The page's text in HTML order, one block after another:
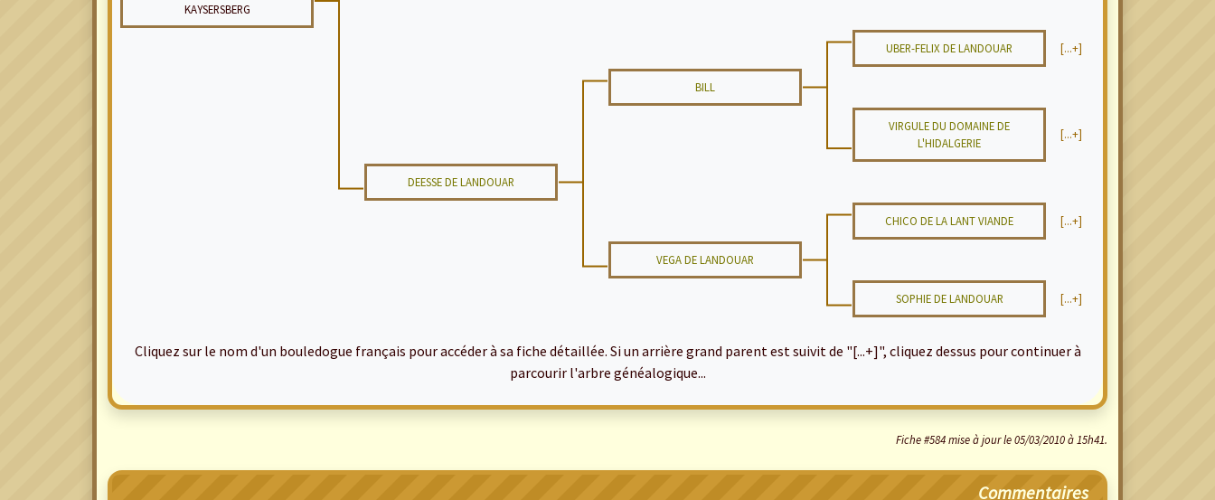
KAYSERSBERG
UBER-FELIX DE LANDOUAR [...+]
BILL
VIRGULE DU DOMAINE DE
L'HIDALGERIE
[...+]
DEESSE DE LANDOUAR
CHICO DE LA LANT VIANDE [...+]
VEGA DE LANDOUAR
SOPHIE DE LANDOUAR [...+]
Cliquez sur le nom d'un bouledogue français pour accéder à sa fiche détaillée. Si un arrière grand parent est suivit de "[...+]", cliquez dessus pour continuer à
parcourir l'arbre généalogique...
Fiche #584 mise à jour le 05/03/2010 à 15h41.
Commentaires